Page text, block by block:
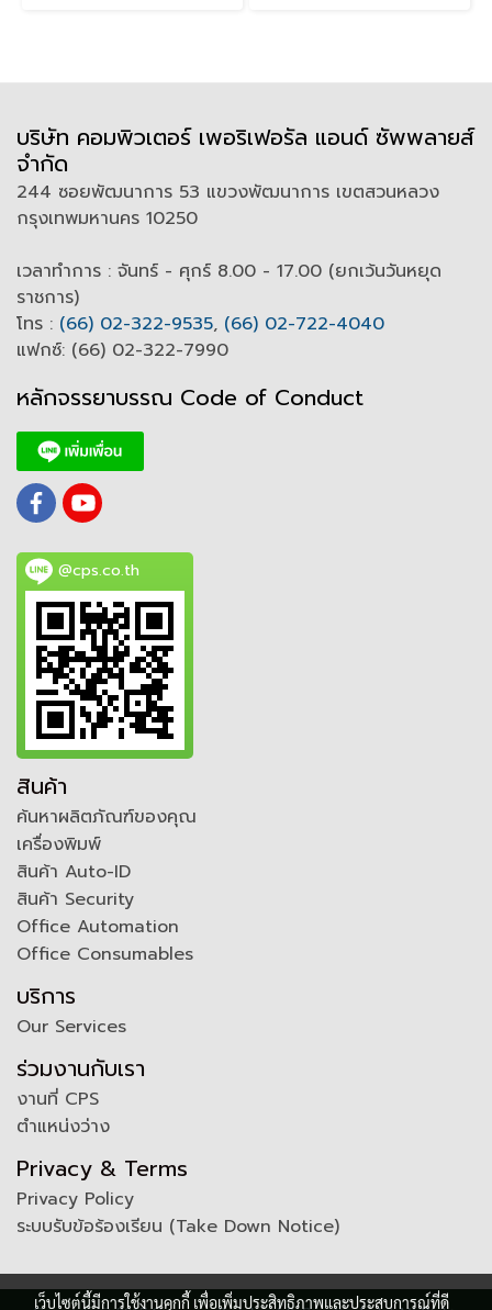
บริษัท คอมพิวเตอร์ เพอริเฟอรัล แอนด์ ซัพพลายส์
จำกัด
244 ซอยพัฒนาการ 53 แขวงพัฒนาการ เขตสวนหลวง
กรุงเทพมหานคร 10250
เวลาทำการ : จันทร์ - ศุกร์ 8.00 - 17.00 (ยกเว้นวันหยุด
ราชการ)
โทร : (66) 02-322-9535, (66) 02-722-4040
แฟกซ์: (66) 02-322-7990
หลักจรรยาบรรณ Code of Conduct
@cps.co.th
สินค้า
ค้นหาผลิตภัณฑ์ของคุณ
เครื่องพิมพ์
สินค้า Auto-ID
สินค้า Security
Office Automation
Office Consumables
บริการ
Our Services
ร่วมงานกับเรา
งานที่ CPS
ตำแหน่งว่าง
Privacy & Terms
Privacy Policy
ระบบรับข้อร้องเรียน (Take Down Notice)
เว็บไซต์นี้มีการใช้งานคุกกี้ เพื่อเพิ่มประสิทธิภาพและประสบการณ์ที่ดี